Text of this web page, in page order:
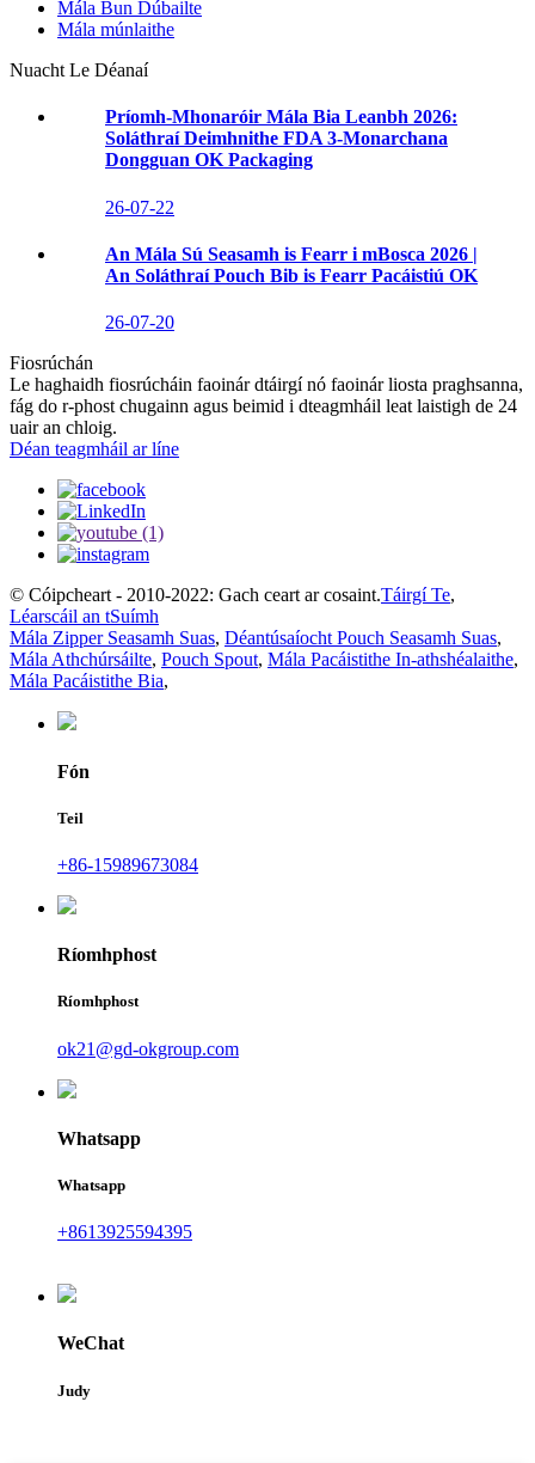
Mála Bun Dúbailte
Mála múnlaithe
Nuacht Le Déanaí
Príomh-Mhonaróir Mála Bia Leanbh 2026:
Soláthraí Deimhnithe FDA 3-Monarchana
Dongguan OK Packaging
26-07-22
An Mála Sú Seasamh is Fearr i mBosca 2026 |
An Soláthraí Pouch Bib is Fearr Pacáistiú OK
26-07-20
Fiosrúchán
Le haghaidh fiosrúcháin faoinár dtáirgí nó faoinár liosta praghsanna,
fág do r-phost chugainn agus beimid i dteagmháil leat laistigh de 24
uair an chloig.
Déan teagmháil ar líne
© Cóipcheart - 2010-2022: Gach ceart ar cosaint.Táirgí Te,
Léarscáil an tSuímh
Mála Zipper Seasamh Suas, Déantúsaíocht Pouch Seasamh Suas,
Mála Athchúrsáilte, Pouch Spout, Mála Pacáistithe In-athshéalaithe,
Mála Pacáistithe Bia,
Fón
Teil
+86-15989673084
Ríomhphost
Ríomhphost
ok21@gd-okgroup.com
Whatsapp
Whatsapp
+8613925594395
WeChat
Judy